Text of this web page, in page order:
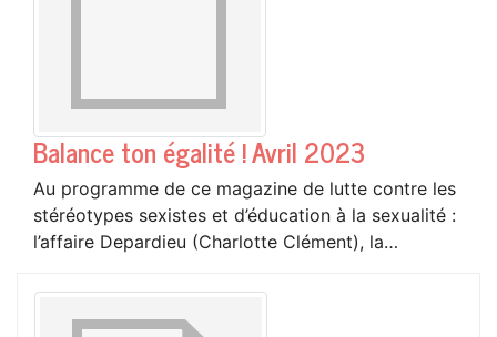
Balance ton égalité ! Avril 2023
Au programme de ce magazine de lutte contre les
stéréotypes sexistes et d’éducation à la sexualité :
l’affaire Depardieu (Charlotte Clément), la…